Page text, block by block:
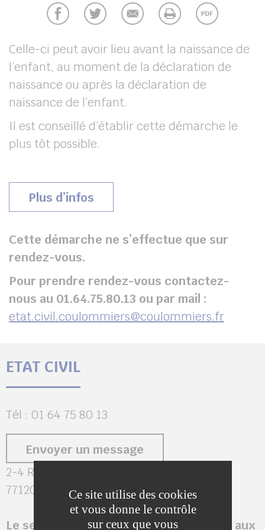
Celle-ci peut avoir lieu avant la naissance de
l’enfant, au moment de la déclaration de
naissance ou après la déclaration de
naissance de l’enfant.
Il est conseillé d’établir cette démarche le
plus tôt possible.
Plus d’infos
Cette démarche ne s’effectue que sur
rendez-vous.
Pour prendre rendez-vous contactez-
nous au 01.64.75.80.13 ou par mail :
etat.civil.coulommiers@coulommiers.fr
ETAT CIVIL
Tél : 01 64 75 80 13
Envoyer un message
2-4 Rue Salomon de Brosse
77120 COULOMMIERS
Le service est temporairement déplacé aux
Ce site utilise des cookies
et vous donne le contrôle
sur ceux que vous